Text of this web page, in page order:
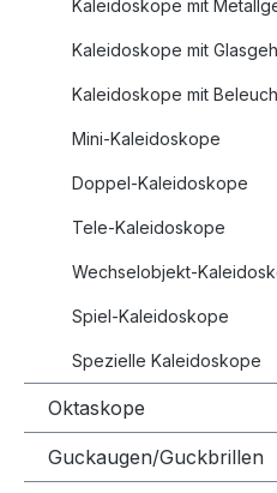
Kaleidoskope mit
Kaleidoskope mit
Kaleidoskope mit
Mini-Kaleidoskope
Doppel-Kaleidoskope
Tele-Kaleidoskope
Wechselobjekt-
Spiel-Kaleidoskope
Spezielle Kaleidoskope
Oktaskope
Guckaugen/Guckbrillen